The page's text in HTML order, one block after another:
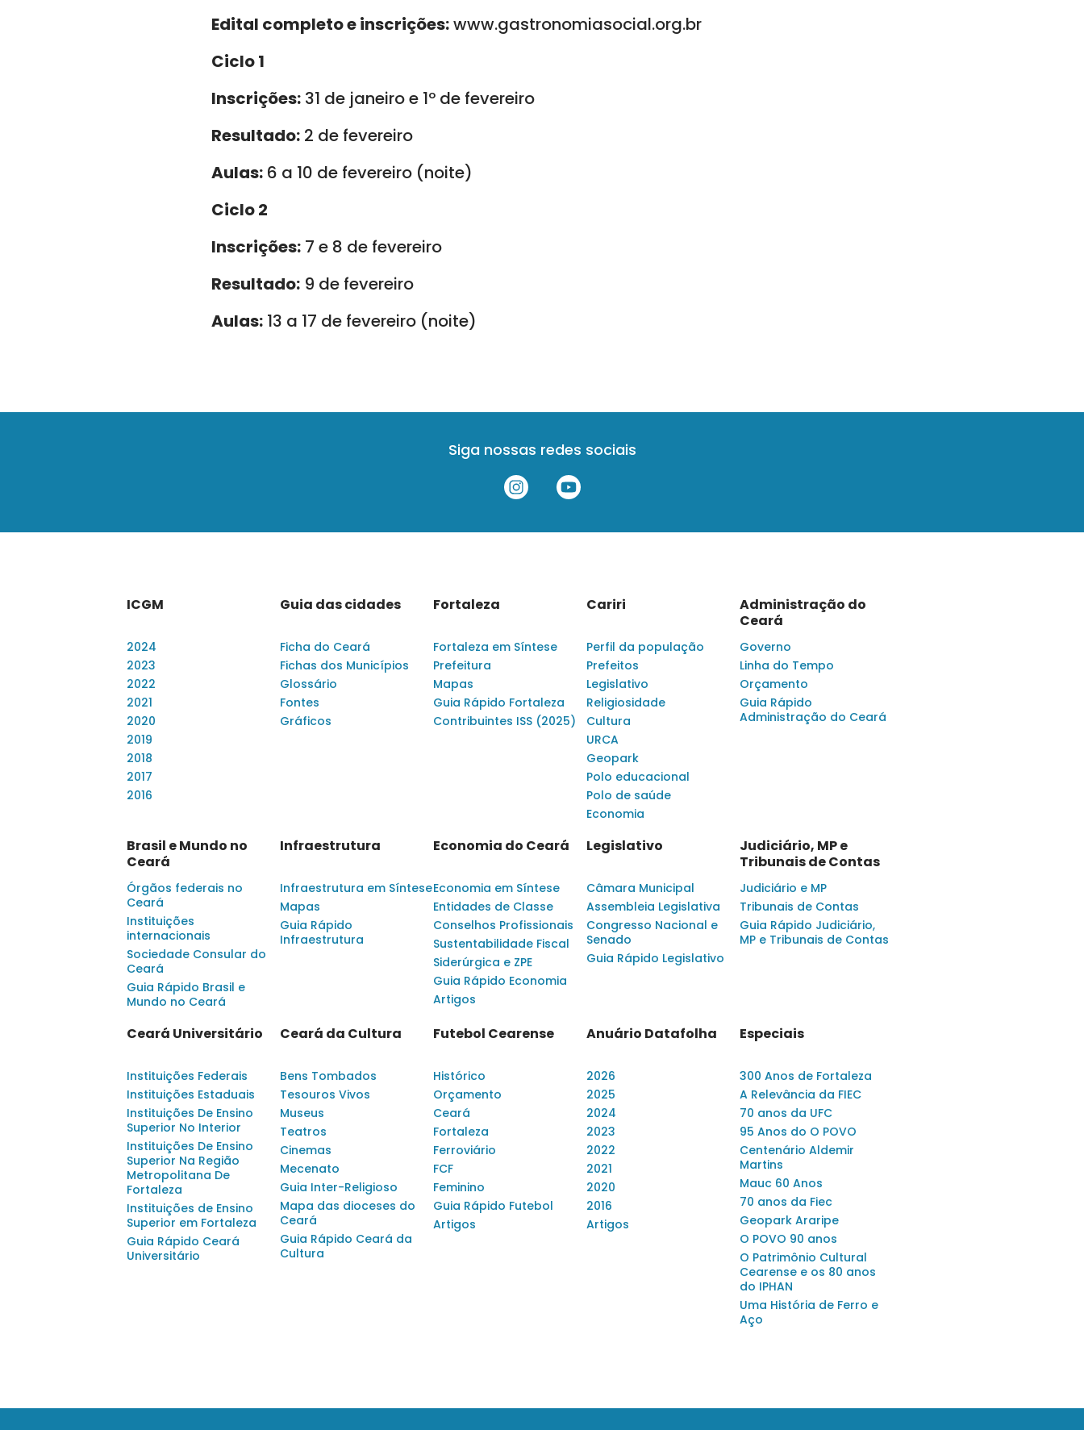
Edital completo e inscrições:www.gastronomiasocial.org.br
Ciclo 1
Inscrições: 31 de janeiro e 1º de fevereiro
Resultado: 2 de fevereiro
Aulas: 6 a 10 de fevereiro (noite)
Ciclo 2
Inscrições: 7 e 8 de fevereiro
Resultado: 9 de fevereiro
Aulas: 13 a 17 de fevereiro (noite)
Siga nossas redes sociais
ICGM
2024
2023
2022
2021
2020
2019
2018
2017
2016
Guia das cidades
Ficha do Ceará
Fichas dos Municípios
Glossário
Fontes
Gráficos
Fortaleza
Fortaleza em Síntese
Prefeitura
Mapas
Guia Rápido Fortaleza
Contribuintes ISS (2025)
Cariri
Perfil da população
Prefeitos
Legislativo
Religiosidade
Cultura
URCA
Geopark
Polo educacional
Polo de saúde
Economia
Administração do
Ceará
Governo
Linha do Tempo
Orçamento
Guia Rápido
Administração do Ceará
Brasil e Mundo no
Ceará
Órgãos federais no
Ceará
Instituições
internacionais
Sociedade Consular do
Ceará
Guia Rápido Brasil e
Mundo no Ceará
Infraestrutura
Infraestrutura em Síntese
Mapas
Guia Rápido
Infraestrutura
Economia do Ceará
Economia em Síntese
Entidades de Classe
Conselhos Profissionais
Sustentabilidade Fiscal
Siderúrgica e ZPE
Guia Rápido Economia
Artigos
Legislativo
Câmara Municipal
Assembleia Legislativa
Congresso Nacional e
Senado
Guia Rápido Legislativo
Judiciário, MP e
Tribunais de Contas
Judiciário e MP
Tribunais de Contas
Guia Rápido Judiciário,
MP e Tribunais de Contas
Ceará Universitário
Instituições Federais
Instituições Estaduais
Instituições De Ensino
Superior No Interior
Instituições De Ensino
Superior Na Região
Metropolitana De
Fortaleza
Instituições de Ensino
Superior em Fortaleza
Guia Rápido Ceará
Universitário
Ceará da Cultura
Bens Tombados
Tesouros Vivos
Museus
Teatros
Cinemas
Mecenato
Guia Inter-Religioso
Mapa das dioceses do
Ceará
Guia Rápido Ceará da
Cultura
Futebol Cearense
Histórico
Orçamento
Ceará
Fortaleza
Ferroviário
FCF
Feminino
Guia Rápido Futebol
Artigos
Anuário Datafolha
2026
2025
2024
2023
2022
2021
2020
2016
Artigos
Especiais
300 Anos de Fortaleza
A Relevância da FIEC
70 anos da UFC
95 Anos do O POVO
Centenário Aldemir
Martins
Mauc 60 Anos
70 anos da Fiec
Geopark Araripe
O POVO 90 anos
O Patrimônio Cultural
Cearense e os 80 anos
do IPHAN
Uma História de Ferro e
Aço